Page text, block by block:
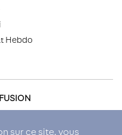
sur ce site, vous
Hebdo